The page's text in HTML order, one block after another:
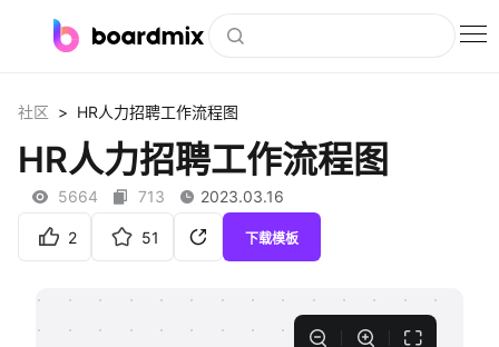
社区资源
下载
私有化部署
社区 > HR人力招聘工作流程图
HR人力招聘工作流程图
5664 713 2023.03.16
2 51 下载模板